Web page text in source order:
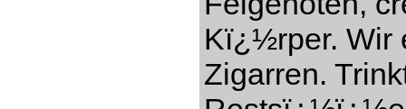
Kï¿½rper. Wir
Zigarren.